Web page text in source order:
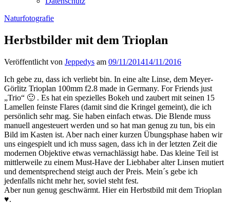
Naturfotografie
Herbstbilder mit dem Trioplan
Veröffentlicht von Jeppedys am 09/11/201414/11/2016
Ich gebe zu, dass ich verliebt bin. In eine alte Linse, dem Meyer-
Görlitz Trioplan 100mm f2.8 made in Germany. For Friends just
„Trio“ 🙂 . Es hat ein spezielles Bokeh und zaubert mit seinen 15
Lamellen feinste Flares (damit sind die Kringel gemeint), die ich
persönlich sehr mag. Sie haben einfach etwas. Die Blende muss
manuell angesteuert werden und so hat man genug zu tun, bis ein
Bild im Kasten ist. Aber nach einer kurzen Übungsphase haben wir
uns eingespielt und ich muss sagen, dass ich in der letzten Zeit die
modernen Objektive etwas vernachlässigt habe. Das kleine Teil ist
mittlerweile zu einem Must-Have der Liebhaber alter Linsen mutiert
und dementsprechend steigt auch der Preis. Mein´s gebe ich
jedenfalls nicht mehr her, soviel steht fest.
Aber nun genug geschwärmt. Hier ein Herbstbild mit dem Trioplan
♥.